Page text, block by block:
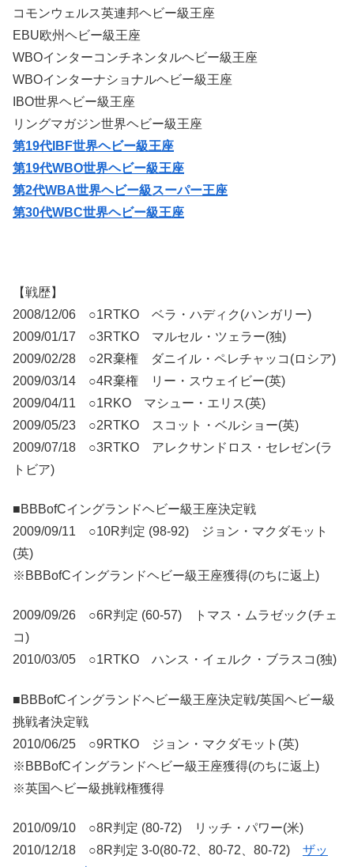
コモンウェルス英連邦ヘビー級王座
EBU欧州ヘビー級王座
WBOインターコンチネンタルヘビー級王座
WBOインターナショナルヘビー級王座
IBO世界ヘビー級王座
リングマガジン世界ヘビー級王座
第19代IBF世界ヘビー級王座
第19代WBO世界ヘビー級王座
第2代WBA世界ヘビー級スーパー王座
第30代WBC世界ヘビー級王座
【戦歴】
2008/12/06 ○1RTKO ベラ・ハディク(ハンガリー)
2009/01/17 ○3RTKO マルセル・ツェラー(独)
2009/02/28 ○2R棄権 ダニイル・ペレチャッコ(ロシア)
2009/03/14 ○4R棄権 リー・スウェイビー(英)
2009/04/11 ○1RKO マシュー・エリス(英)
2009/05/23 ○2RTKO スコット・ベルショー(英)
2009/07/18 ○3RTKO アレクサンドロス・セレゼン(ラ
トビア)
■BBBofCイングランドヘビー級王座決定戦
2009/09/11 ○10R判定 (98-92) ジョン・マクダモット
(英)
※BBBofCイングランドヘビー級王座獲得(のちに返上)
2009/09/26 ○6R判定 (60-57) トマス・ムラゼック(チェ
コ)
2010/03/05 ○1RTKO ハンス・イェルク・ブラスコ(独)
■BBBofCイングランドヘビー級王座決定戦/英国ヘビー級
挑戦者決定戦
2010/06/25 ○9RTKO ジョン・マクダモット(英)
※BBBofCイングランドヘビー級王座獲得(のちに返上)
※英国ヘビー級挑戦権獲得
2010/09/10 ○8R判定 (80-72) リッチ・パワー(米)
2010/12/18 ○8R判定 3-0(80-72、80-72、80-72) ザッ